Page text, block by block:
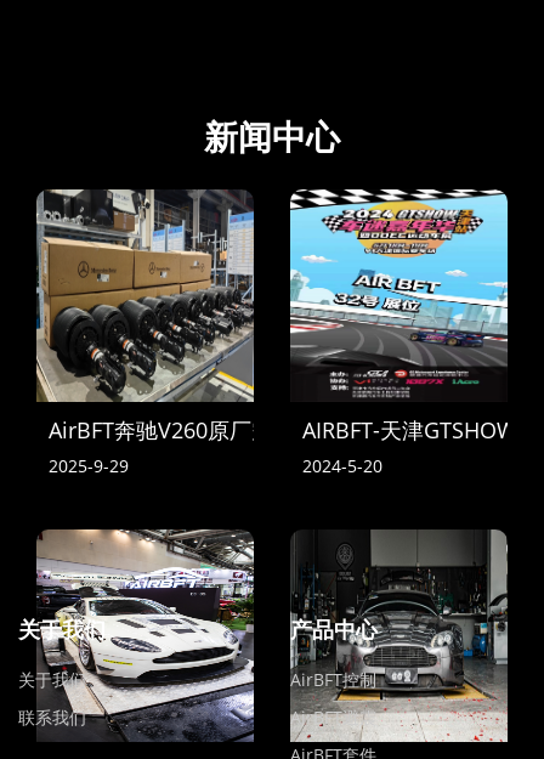
新闻中心
AirBFT奔驰V260原厂空气悬挂到货
2025-9-29
AIRBFT-天津GTSHOW
2024-5-20
关于我们
关于我们
联系我们
产品中心
AirBFT控制
AirBFT避震